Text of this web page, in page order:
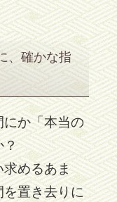
、確かな指
か「本当の
？
めるあま
置き去りに